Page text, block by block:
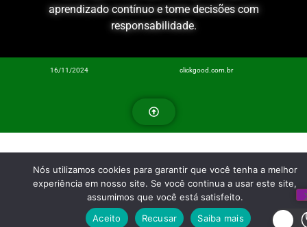
aprendizado contínuo e tome decisões com
responsabilidade.
16/11/2024 clickgood.com.br
Nós utilizamos cookies para garantir que você tenha a melhor
experiência em nosso site. Se você continua a usar este site,
assumimos que você está satisfeito.
Aceito
Recusar Saiba mais